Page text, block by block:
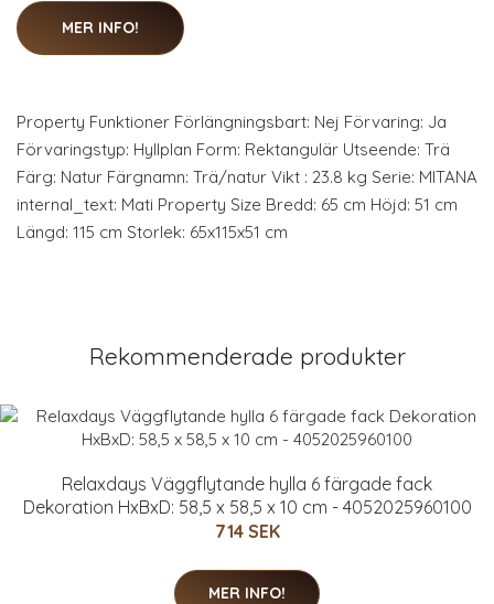
MER INFO!
Property Funktioner Förlängningsbart: Nej Förvaring: Ja
Förvaringstyp: Hyllplan Form: Rektangulär Utseende: Trä
Färg: Natur Färgnamn: Trä/natur Vikt : 23.8 kg Serie: MITANA
internal_text: Mati Property Size Bredd: 65 cm Höjd: 51 cm
Längd: 115 cm Storlek: 65x115x51 cm
Rekommenderade produkter
Relaxdays Väggflytande hylla 6 färgade fack
Dekoration HxBxD: 58,5 x 58,5 x 10 cm - 4052025960100
714 SEK
MER INFO!